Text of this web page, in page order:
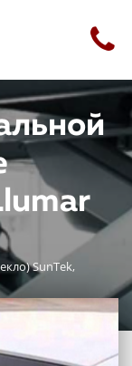
SunTek,